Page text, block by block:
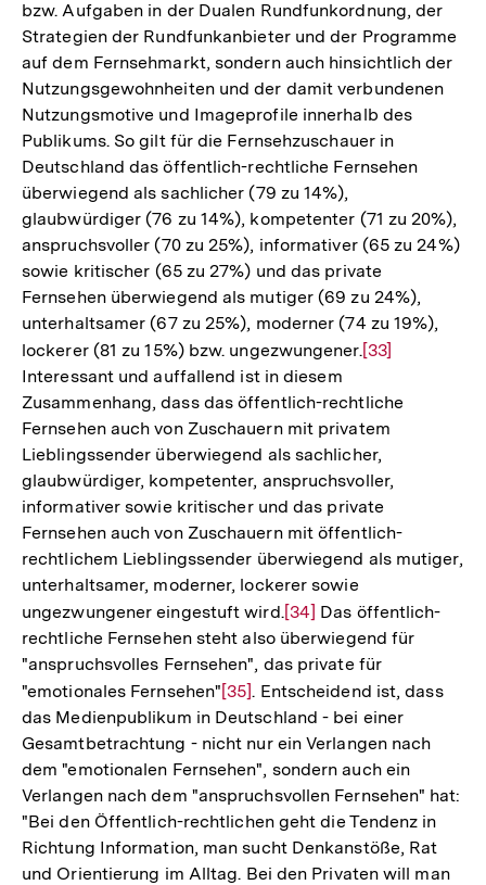
bzw. Aufgaben in der Dualen Rundfunkordnung, der
Strategien der Rundfunkanbieter und der Programme
auf dem Fernsehmarkt, sondern auch hinsichtlich der
Nutzungsgewohnheiten und der damit verbundenen
Nutzungsmotive und Imageprofile innerhalb des
Publikums. So gilt für die Fernsehzuschauer in
Deutschland das öffentlich-rechtliche Fernsehen
überwiegend als sachlicher (79 zu 14%),
glaubwürdiger (76 zu 14%), kompetenter (71 zu 20%),
anspruchsvoller (70 zu 25%), informativer (65 zu 24%)
sowie kritischer (65 zu 27%) und das private
Fernsehen überwiegend als mutiger (69 zu 24%),
unterhaltsamer (67 zu 25%), moderner (74 zu 19%),
lockerer (81 zu 15%) bzw. ungezwungener.Zur
der
Fußnote
[33]
Interessant und auffallend ist in diesem
Zusammenhang, dass das öffentlich-rechtliche
Fernsehen auch von Zuschauern mit privatem
Lieblingssender überwiegend als sachlicher,
glaubwürdiger, kompetenter, anspruchsvoller,
informativer sowie kritischer und das private
Fernsehen auch von Zuschauern mit öffentlich-
rechtlichem Lieblingssender überwiegend als mutiger,
unterhaltsamer, moderner, lockerer sowie
ungezwungener eingestuft wird.Zur
Auflösung
der
Fußnote
[34] Das öffentlich-
rechtliche Fernsehen steht also überwiegend für
"anspruchsvolles Fernsehen", das private für
"emotionales Fernsehen"Zur
Auflösung
der
Fußnote
[35]. Entscheidend ist, dass
das Medienpublikum in Deutschland - bei einer
Gesamtbetrachtung - nicht nur ein Verlangen nach
dem "emotionalen Fernsehen", sondern auch ein
Verlangen nach dem "anspruchsvollen Fernsehen" hat:
"Bei den Öffentlich-rechtlichen geht die Tendenz in
Richtung Information, man sucht Denkanstöße, Rat
und Orientierung im Alltag. Bei den Privaten will man